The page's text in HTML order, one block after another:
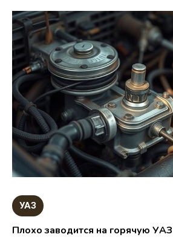
УАЗ
Плохо заводится на горячую